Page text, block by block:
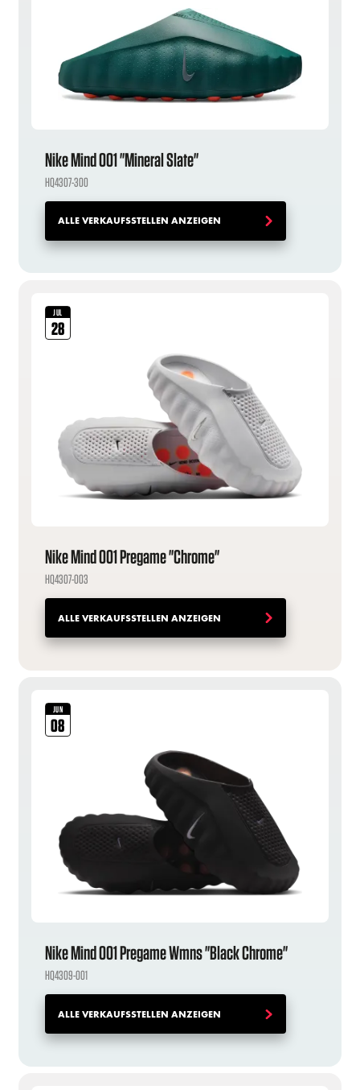
Nike Mind 001 "Mineral Slate"
HQ4307-300
ALLE VERKAUFSSTELLEN ANZEIGEN
JUL
28
Nike Mind 001 Pregame "Chrome"
HQ4307-003
ALLE VERKAUFSSTELLEN ANZEIGEN
JUN
08
Nike Mind 001 Pregame Wmns "Black Chrome"
HQ4309-001
ALLE VERKAUFSSTELLEN ANZEIGEN